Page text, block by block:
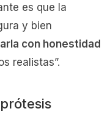
es que la
y bien
con honestidad
realistas”.